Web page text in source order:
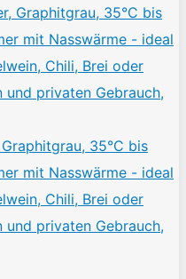
35°C bis
mit Nasswärme - ideal
Chili, Brei oder
privaten Gebrauch,